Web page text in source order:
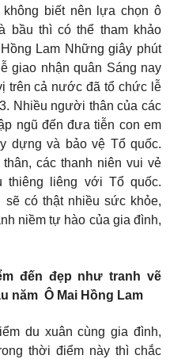
biết nên lựa chọn ô
bầu thì có thể tham khảo
Lam Những giây phút
giao nhận quân Sáng nay
trên cả nước đã tổ chức lễ
Nhiều người thân của các
ngũ đến đưa tiễn con em
dựng và bảo vệ Tổ quốc.
các thanh niên vui vẻ
thiêng liêng với Tổ quốc.
có thật nhiều sức khỏe,
niềm tự hào của gia đình,
đến đẹp như tranh vẽ
năm Ô Mai Hồng Lam
du xuân cùng gia đình,
thời điểm này thì chắc